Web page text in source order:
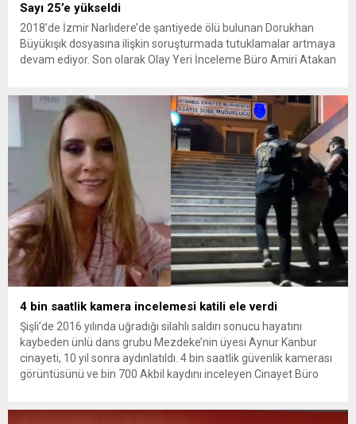
Sayı 25’e yükseldi
2018’de İzmir Narlıdere’de şantiyede ölü bulunan Dorukhan
Büyükışık dosyasına ilişkin soruşturmada tutuklamalar artmaya
devam ediyor. Son olarak Olay Yeri İnceleme Büro Amiri Atakan
bulunan Dorukhan Büyükışık’a ilişkin yeniden açılan
soruşturmada tutuklamalar genişliyor. Son olarak dönemin...
4 bin saatlik kamera incelemesi katili ele verdi
Şişli’de 2016 yılında uğradığı silahlı saldırı sonucu hayatını
kaybeden ünlü dans grubu Mezdeke’nin üyesi Aynur Kanbur
cinayeti, 10 yıl sonra aydınlatıldı. 4 bin saatlik güvenlik kamerası
görüntüsünü ve bin 700 Akbil kaydını inceleyen Cinayet Büro